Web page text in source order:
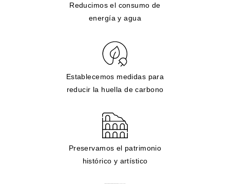
Reducimos el consumo de
energía y agua
Establecemos medidas para
reducir la huella de carbono
Preservamos el patrimonio
histórico y artístico